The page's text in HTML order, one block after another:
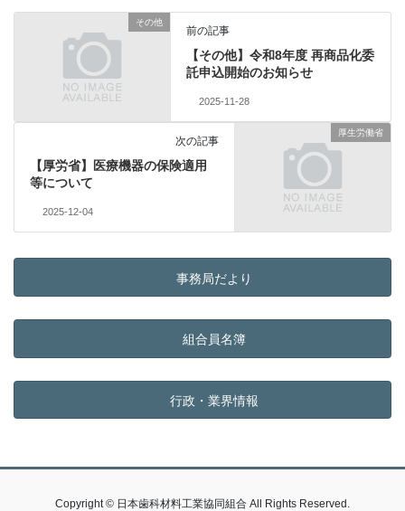
その他
前の記事
【その他】令和8年度 再商品化委
託申込開始のお知らせ
2025-11-28
厚生労働省
次の記事
【厚労省】医療機器の保険適用
等について
2025-12-04
事務局だより
組合員名簿
行政・業界情報
Copyright © 日本歯科材料工業協同組合 All Rights Reserved.